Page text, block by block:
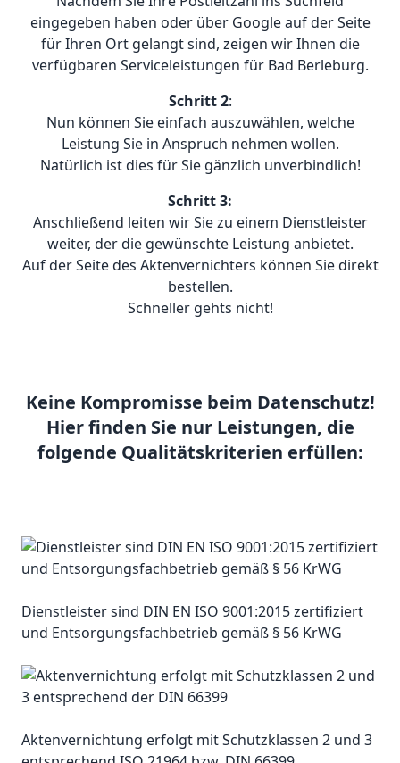
eingegeben haben oder über Google auf der Seite
für Ihren Ort gelangt sind, zeigen wir Ihnen die
verfügbaren Serviceleistungen für Bad Berleburg.
Schritt 2:
Nun können Sie einfach auszuwählen, welche
Leistung Sie in Anspruch nehmen wollen.
Natürlich ist dies für Sie gänzlich unverbindlich!
Schritt 3:
Anschließend leiten wir Sie zu einem Dienstleister
weiter, der die gewünschte Leistung anbietet.
Auf der Seite des Aktenvernichters können Sie direkt
bestellen.
Schneller gehts nicht!
Keine Kompromisse beim Datenschutz!
Hier finden Sie nur Leistungen, die
folgende Qualitätskriterien erfüllen:
Dienstleister sind DIN EN ISO 9001:2015 zertifiziert
und Entsorgungsfachbetrieb gemäß § 56 KrWG
Aktenvernichtung erfolgt mit Schutzklassen 2 und 3